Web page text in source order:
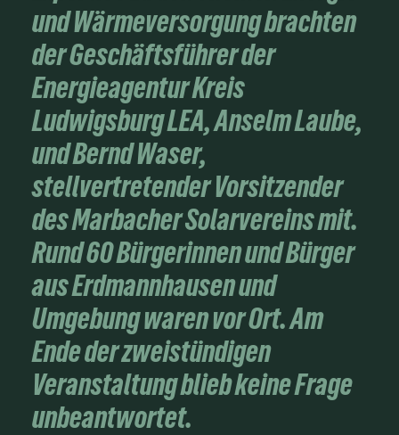
und Wärmeversorgung brachten
der Geschäftsführer der
Energieagentur Kreis
Ludwigsburg LEA, Anselm Laube,
und Bernd Waser,
stellvertretender Vorsitzender
des Marbacher Solarvereins mit.
Rund 60 Bürgerinnen und Bürger
aus Erdmannhausen und
Umgebung waren vor Ort. Am
Ende der zweistündigen
Veranstaltung blieb keine Frage
unbeantwortet.